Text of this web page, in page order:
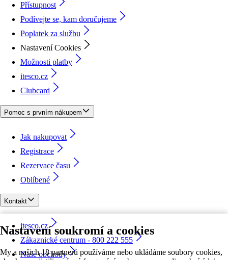
Nastavení soukromí a cookies
My a našich 18 partnerů používáme nebo ukládáme soubory cookies,
Přístupnost
Podívejte se, kam doručujeme
Poplatek za službu
Nastavení Cookies
Možnosti platby
itesco.cz
Clubcard
Pomoc s prvním nákupem
Jak nakupovat
Registrace
Rezervace času
Oblíbené
Kontakt
itesco.cz
Zákaznické centrum - 800 222 555
Naše obchody